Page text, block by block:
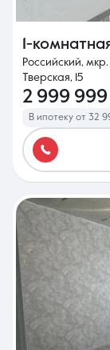
1-
Российский,
Тверская, 15
2 999
В ипотеку от 32